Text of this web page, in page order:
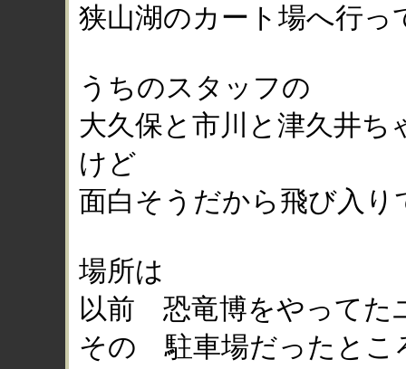
狭山湖のカート場へ行っ
うちのスタッフの
大久保と市川と津久井
けど
面白そうだから飛び入
場所は
以前 恐竜博をやってた
その 駐車場だったとこ